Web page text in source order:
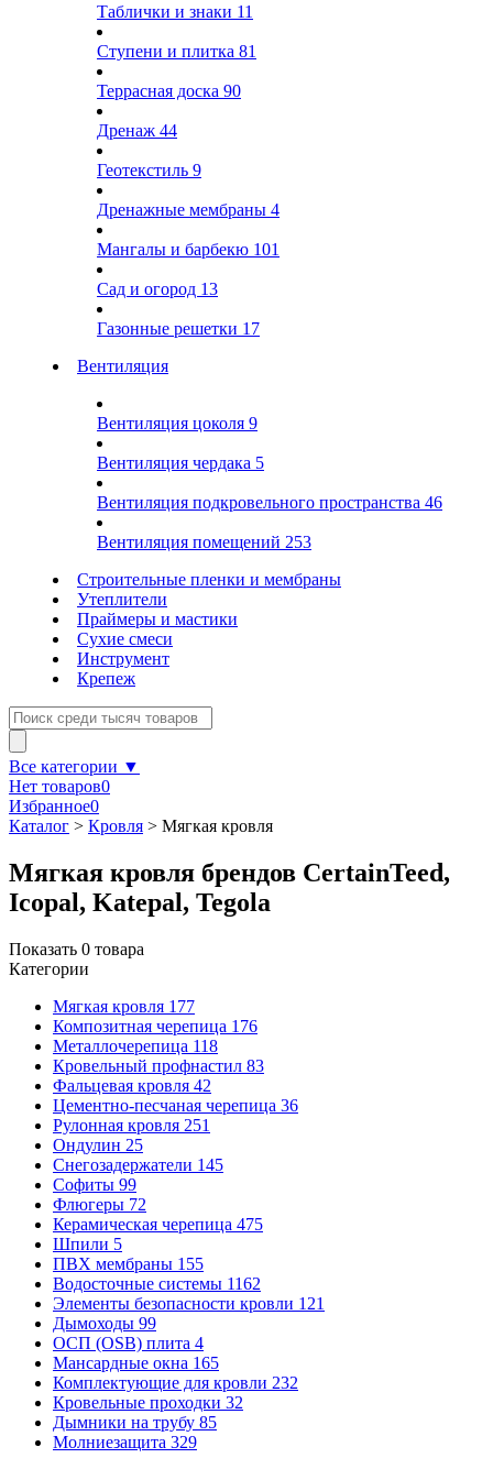
Таблички и знаки 11
Ступени и плитка 81
Террасная доска 90
Дренаж 44
Геотекстиль 9
Дренажные мембраны 4
Мангалы и барбекю 101
Сад и огород 13
Газонные решетки 17
Вентиляция
Вентиляция цоколя 9
Вентиляция чердака 5
Вентиляция подкровельного пространства 46
Вентиляция помещений 253
Строительные пленки и мембраны
Утеплители
Праймеры и мастики
Сухие смеси
Инструмент
Крепеж
Все категории ▼
Нет товаров0
Избранное0
Каталог > Кровля > Мягкая кровля
Мягкая кровля брендов CertainTeed,
Icopal, Katepal, Tegola
Показать 0 товара
Категории
Мягкая кровля 177
Композитная черепица 176
Металлочерепица 118
Кровельный профнастил 83
Фальцевая кровля 42
Цементно-песчаная черепица 36
Рулонная кровля 251
Ондулин 25
Снегозадержатели 145
Софиты 99
Флюгеры 72
Керамическая черепица 475
Шпили 5
ПВХ мембраны 155
Водосточные системы 1162
Элементы безопасности кровли 121
Дымоходы 99
ОСП (OSB) плита 4
Мансардные окна 165
Комплектующие для кровли 232
Кровельные проходки 32
Дымники на трубу 85
Молниезащита 329